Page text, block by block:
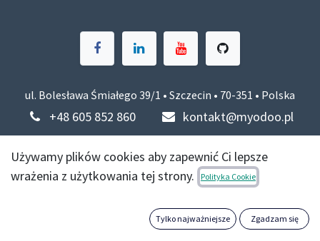
ul. Bolesława Śmiałego 39/1 • Szczecin • 70-351 • Polska
+48 605 852 860 kontakt@myodoo.pl
Używamy plików cookies aby zapewnić Ci lepsze
wrażenia z użytkowania tej strony.
Polityka Cookie
Tylko najważniejsze Zgadzam się